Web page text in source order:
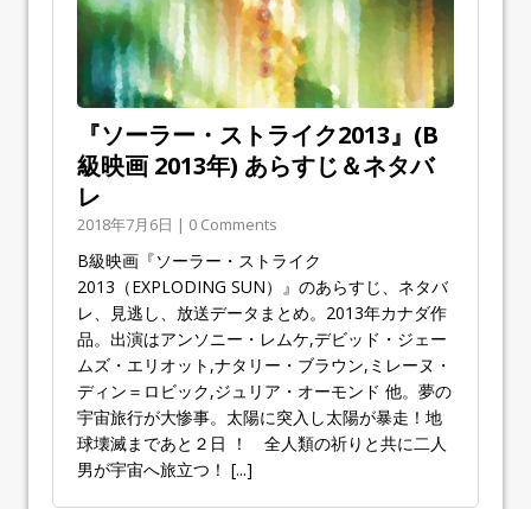
『ソーラー・ストライク2013』(B
級映画 2013年) あらすじ＆ネタバ
レ
2018年7月6日 | 0 Comments
B級映画『ソーラー・ストライク
2013（EXPLODING SUN）』のあらすじ、ネタバ
レ、見逃し、放送データまとめ。2013年カナダ作
品。出演はアンソニー・レムケ,デビッド・ジェー
ムズ・エリオット,ナタリー・ブラウン,ミレーヌ・
ディン＝ロビック,ジュリア・オーモンド 他。夢の
宇宙旅行が大惨事。太陽に突入し太陽が暴走！地
球壊滅まであと２日 ！ 全人類の祈りと共に二人
男が宇宙へ旅立つ！ [...]